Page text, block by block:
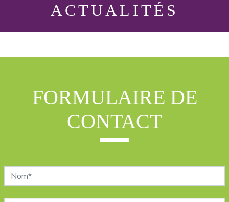
ACTUALITÉS
FORMULAIRE DE
CONTACT